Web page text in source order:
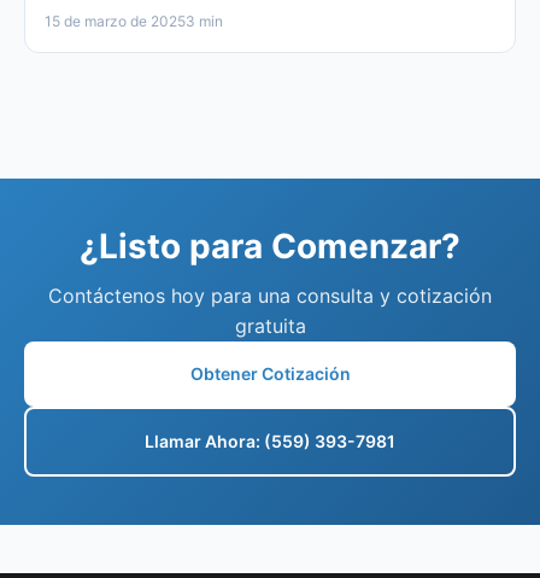
15 de marzo de 20253 min
¿Listo para Comenzar?
Contáctenos hoy para una consulta y cotización
gratuita
Obtener Cotización
Llamar Ahora: (559) 393-7981